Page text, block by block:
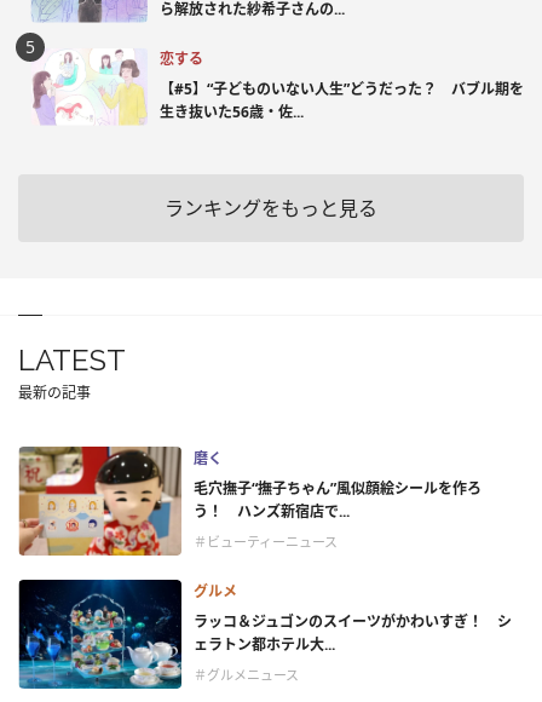
ら解放された紗希子さんの...
恋する
【#5】“子どものいない人生”どうだった？ バブル期を
生き抜いた56歳・佐...
ランキングをもっと見る
LATEST
最新の記事
磨く
毛穴撫子“撫子ちゃん”風似顔絵シールを作ろ
う！ ハンズ新宿店で...
＃ビューティーニュース
グルメ
ラッコ＆ジュゴンのスイーツがかわいすぎ！ シ
ェラトン都ホテル大...
＃グルメニュース